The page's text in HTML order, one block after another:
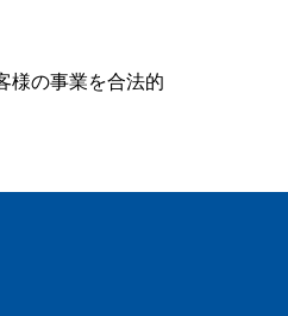
様の事業を合法的